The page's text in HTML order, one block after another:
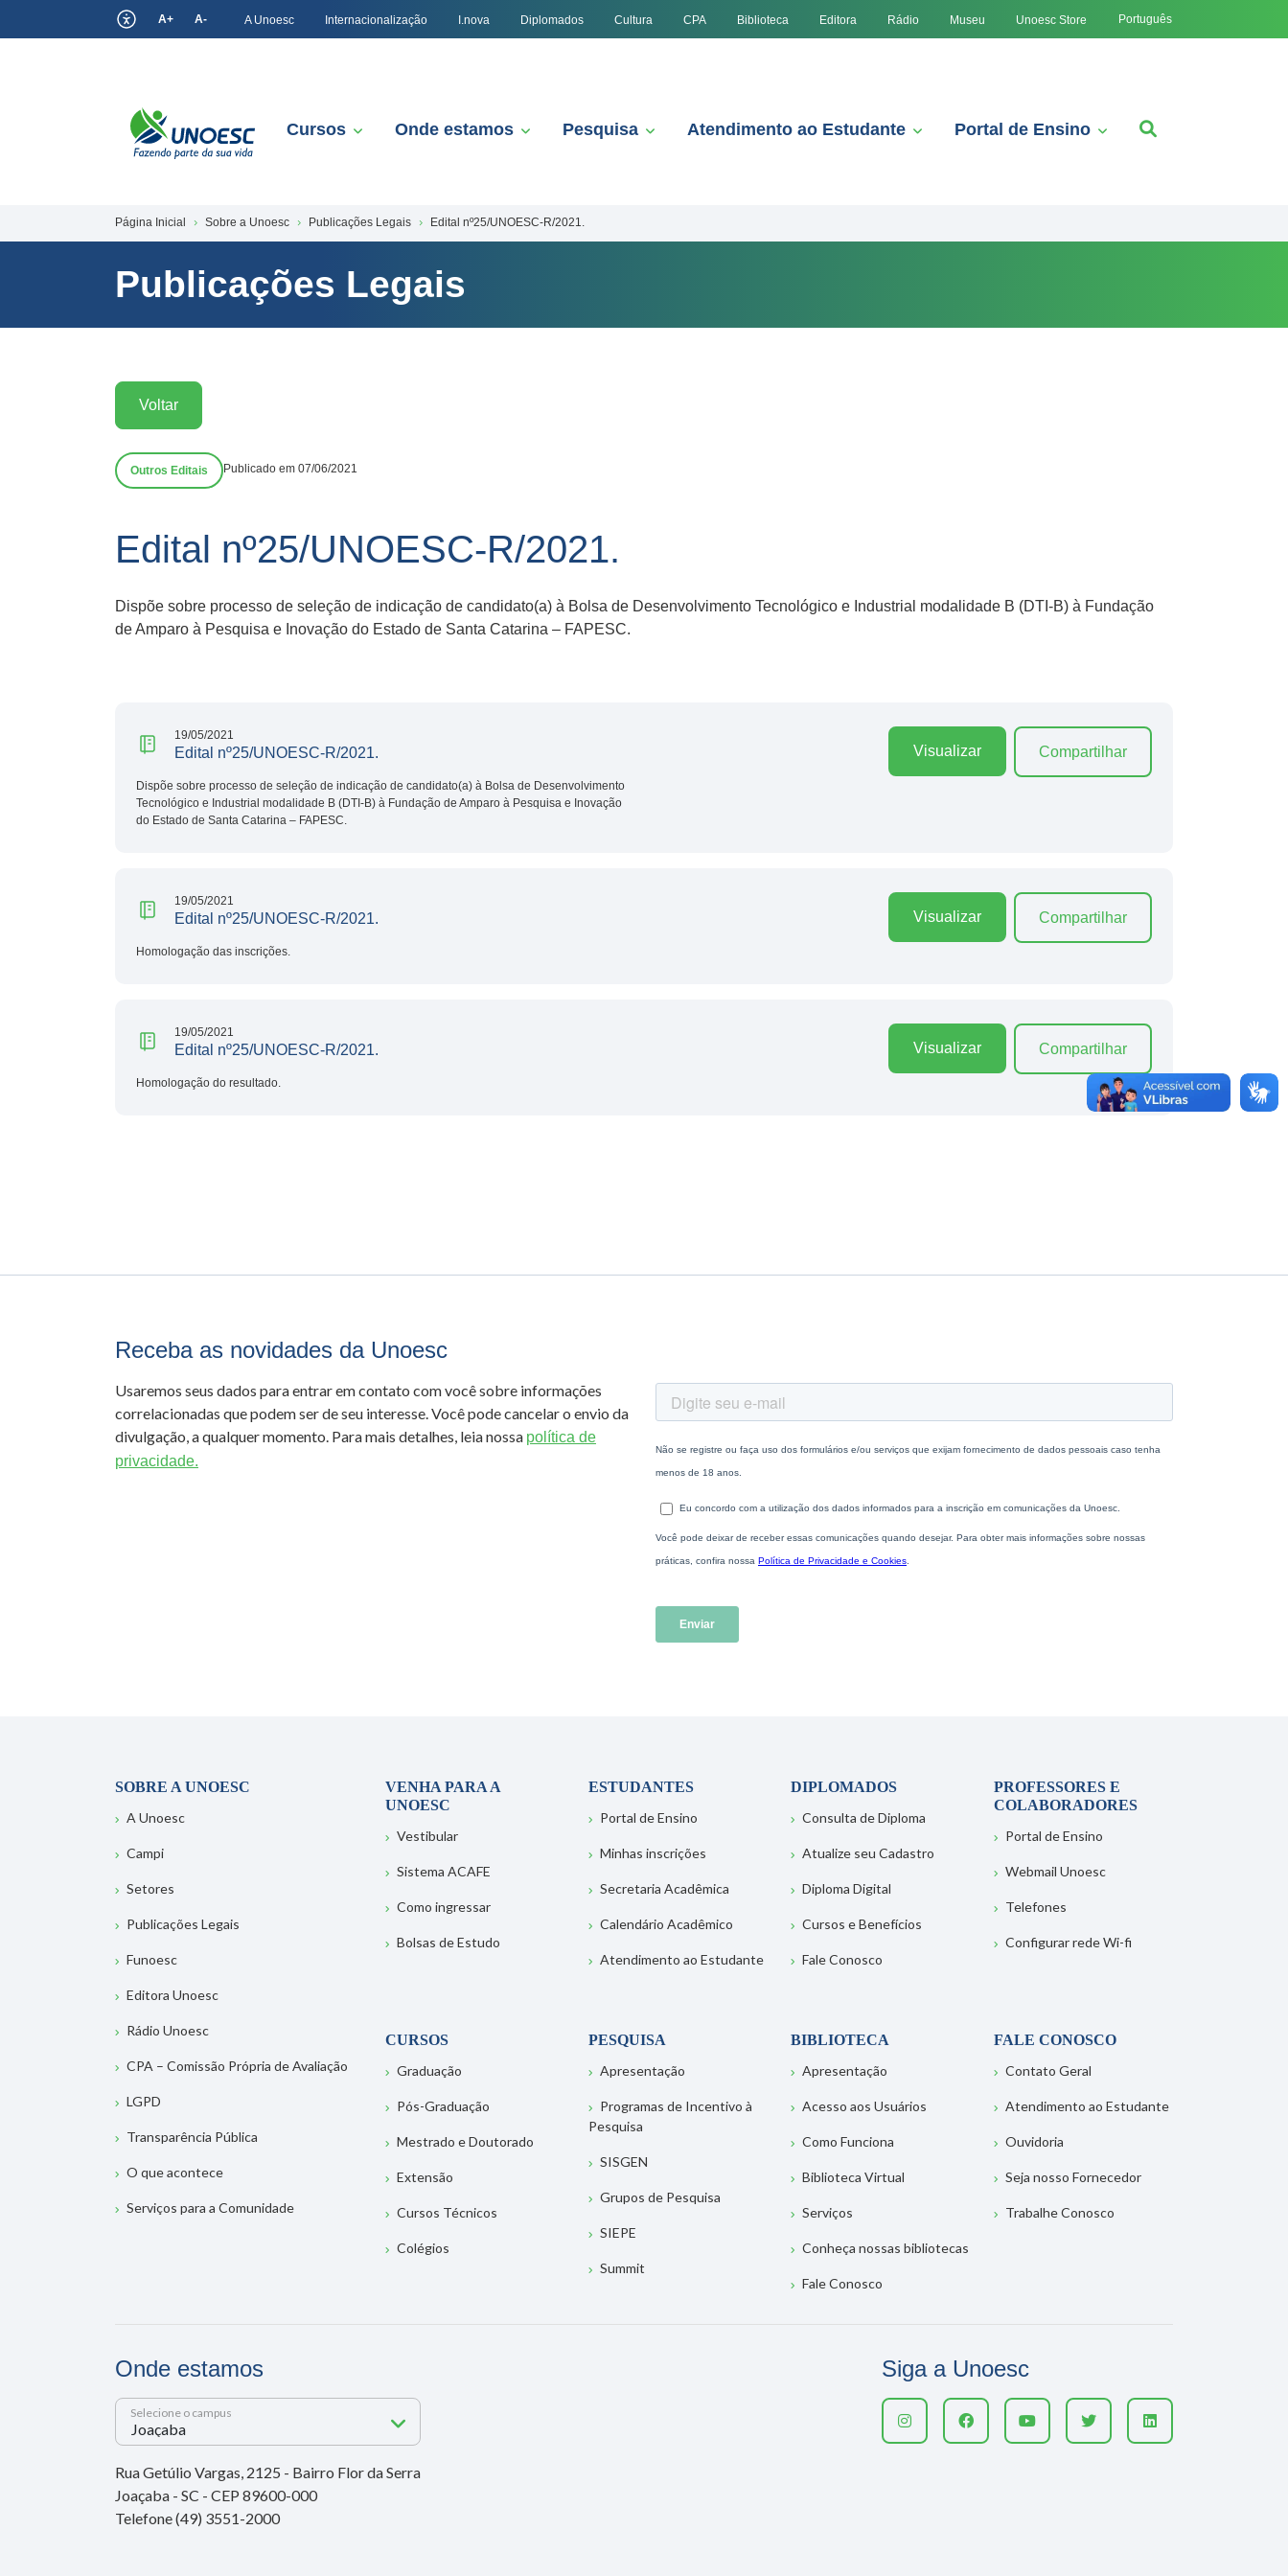
A+ A- A Unoesc Internacionalização I.nova Diplomados Cultura CPA Biblioteca Editora Rádio Museu Unoesc Store Português
Cursos Onde estamos Pesquisa Atendimento ao Estudante Portal de Ensino
Página Inicial Sobre a Unoesc Publicações Legais Edital nº25/UNOESC-R/2021.
Publicações Legais
Voltar
Outros Editais Publicado em 07/06/2021
Edital nº25/UNOESC-R/2021.
Dispõe sobre processo de seleção de indicação de candidato(a) à Bolsa de Desenvolvimento Tecnológico e Industrial modalidade B (DTI-B) à Fundação
de Amparo à Pesquisa e Inovação do Estado de Santa Catarina – FAPESC.
19/05/2021
Edital nº25/UNOESC-R/2021.
Dispõe sobre processo de seleção de indicação de candidato(a) à Bolsa de Desenvolvimento
Tecnológico e Industrial modalidade B (DTI-B) à Fundação de Amparo à Pesquisa e Inovação
do Estado de Santa Catarina – FAPESC.
Visualizar Compartilhar
19/05/2021
Edital nº25/UNOESC-R/2021.
Homologação das inscrições.
Visualizar Compartilhar
19/05/2021
Edital nº25/UNOESC-R/2021.
Homologação do resultado.
Visualizar Compartilhar
Receba as novidades da Unoesc
Usaremos seus dados para entrar em contato com você sobre informações
correlacionadas que podem ser de seu interesse. Você pode cancelar o envio da
divulgação, a qualquer momento. Para mais detalhes, leia nossa política de
privacidade.
SOBRE A UNOESC
A Unoesc
Campi
Setores
Publicações Legais
Funoesc
Editora Unoesc
Rádio Unoesc
CPA – Comissão Própria de Avaliação
LGPD
Transparência Pública
O que acontece
Serviços para a Comunidade
VENHA PARA A
UNOESC
Vestibular
Sistema ACAFE
Como ingressar
Bolsas de Estudo
ESTUDANTES
Portal de Ensino
Minhas inscrições
Secretaria Acadêmica
Calendário Acadêmico
Atendimento ao Estudante
DIPLOMADOS
Consulta de Diploma
Atualize seu Cadastro
Diploma Digital
Cursos e Benefícios
Fale Conosco
PROFESSORES E
COLABORADORES
Portal de Ensino
Webmail Unoesc
Telefones
Configurar rede Wi-fi
CURSOS
Graduação
Pós-Graduação
Mestrado e Doutorado
Extensão
Cursos Técnicos
Colégios
PESQUISA
Apresentação
Programas de Incentivo à
Pesquisa
SISGEN
Grupos de Pesquisa
SIEPE
Summit
BIBLIOTECA
Apresentação
Acesso aos Usuários
Como Funciona
Biblioteca Virtual
Serviços
Conheça nossas bibliotecas
Fale Conosco
FALE CONOSCO
Contato Geral
Atendimento ao Estudante
Ouvidoria
Seja nosso Fornecedor
Trabalhe Conosco
Onde estamos
Selecione o campus
Rua Getúlio Vargas, 2125 - Bairro Flor da Serra
Joaçaba - SC - CEP 89600-000
Telefone (49) 3551-2000
Siga a Unoesc